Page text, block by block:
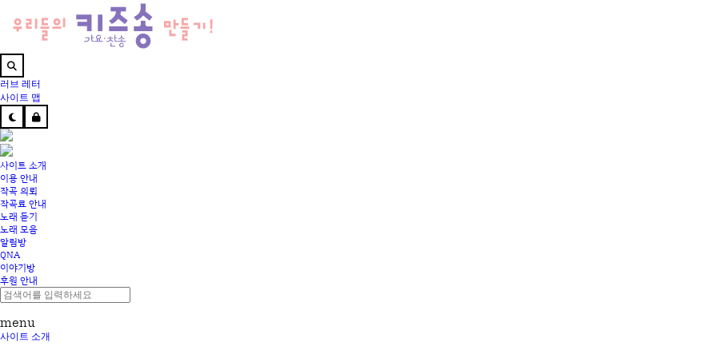
러브 레터
사이트 맵
사이트 소개
이용 안내
작곡 의뢰
작곡료 안내
노래 듣기
노래 모음
알림방
QNA
이야기방
후원 안내
menu
사이트 소개